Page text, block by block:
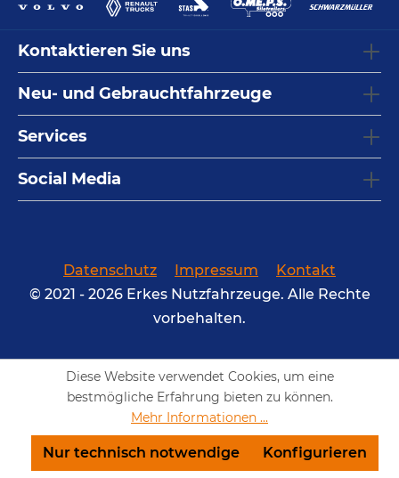
Kontaktieren Sie uns
Neu- und Gebrauchtfahrzeuge
Services
Social Media
Datenschutz Impressum
Kontakt
© 2021 - 2026 Erkes Nutzfahrzeuge. Alle Rechte
vorbehalten.
Diese Website verwendet Cookies, um eine
bestmögliche Erfahrung bieten zu können.
Mehr Informationen ...
Nur technisch notwendige Konfigurieren